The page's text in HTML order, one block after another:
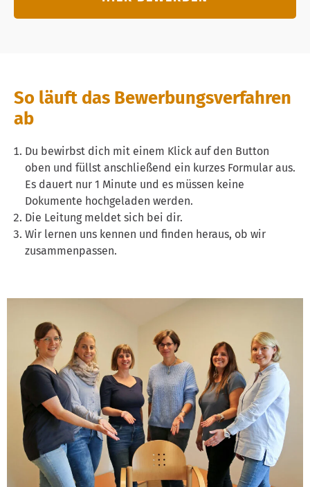
So läuft das Bewerbungsverfahren
ab
Du bewirbst dich mit einem Klick auf den Button
oben und füllst anschließend ein kurzes Formular aus.
Es dauert nur 1 Minute und es müssen keine
Dokumente hochgeladen werden.
Die Leitung meldet sich bei dir.
Wir lernen uns kennen und finden heraus, ob wir
zusammenpassen.